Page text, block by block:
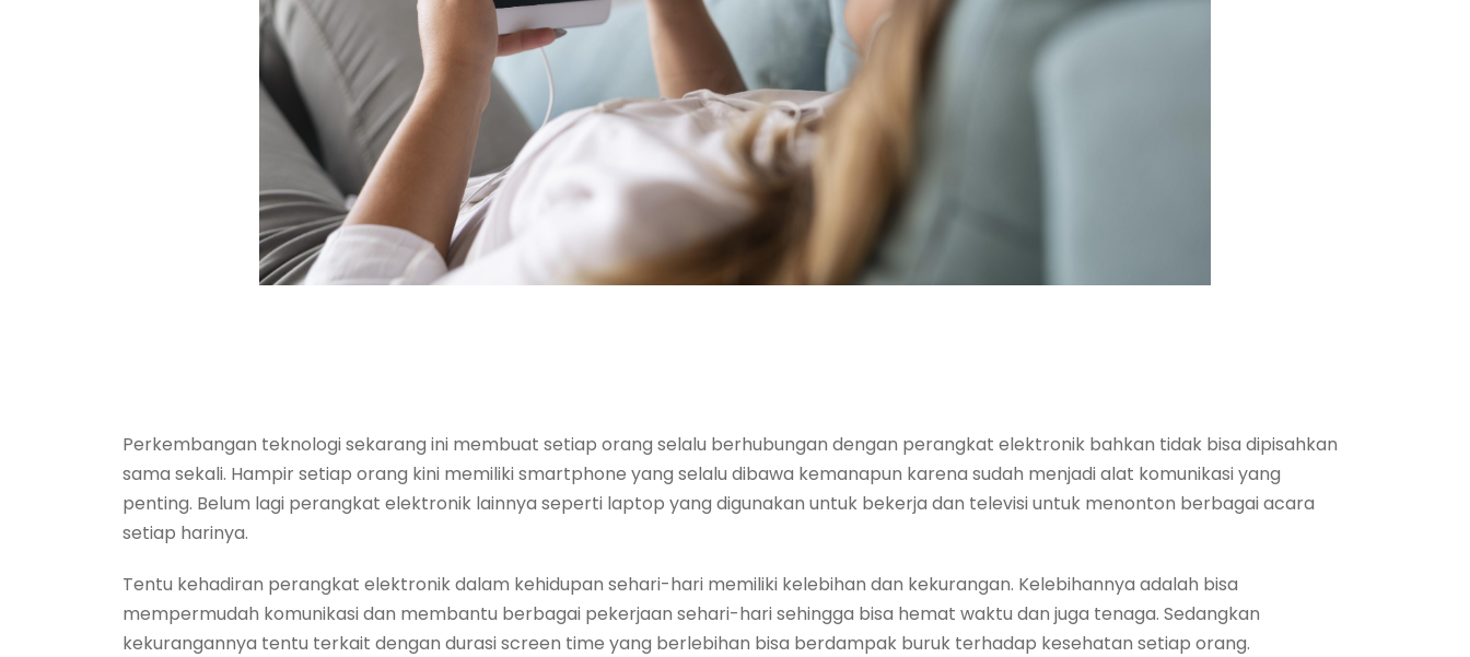
Perkembangan teknologi sekarang ini membuat setiap orang selalu berhubungan dengan perangkat elektronik bahkan tidak bisa dipisahkan
sama sekali. Hampir setiap orang kini memiliki smartphone yang selalu dibawa kemanapun karena sudah menjadi alat komunikasi yang
penting. Belum lagi perangkat elektronik lainnya seperti laptop yang digunakan untuk bekerja dan televisi untuk menonton berbagai acara
setiap harinya.
Tentu kehadiran perangkat elektronik dalam kehidupan sehari-hari memiliki kelebihan dan kekurangan. Kelebihannya adalah bisa
mempermudah komunikasi dan membantu berbagai pekerjaan sehari-hari sehingga bisa hemat waktu dan juga tenaga. Sedangkan
kekurangannya tentu terkait dengan durasi screen time yang berlebihan bisa berdampak buruk terhadap kesehatan setiap orang.